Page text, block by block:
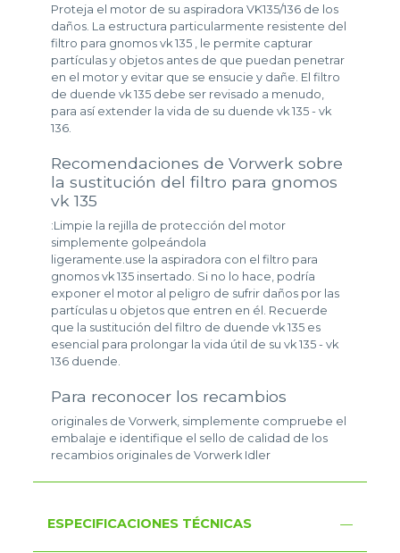
Proteja el motor de su aspiradora VK135/136 de los
daños. La estructura particularmente resistente del
filtro para gnomos vk 135 , le permite capturar
partículas y objetos antes de que puedan penetrar
en el motor y evitar que se ensucie y dañe. El filtro
de duende vk 135 debe ser revisado a menudo,
para así extender la vida de su duende vk 135 - vk
136.
Recomendaciones de Vorwerk sobre
la sustitución del filtro para gnomos
vk 135
:Limpie la rejilla de protección del motor
simplemente golpeándola
ligeramente.use la aspiradora con el filtro para
gnomos vk 135 insertado. Si no lo hace, podría
exponer el motor al peligro de sufrir daños por las
partículas u objetos que entren en él. Recuerde
que la sustitución del filtro de duende vk 135 es
esencial para prolongar la vida útil de su vk 135 - vk
136 duende.
Para reconocer los recambios
originales de Vorwerk, simplemente compruebe el
embalaje e identifique el sello de calidad de los
recambios originales de Vorwerk Idler
ESPECIFICACIONES TÉCNICAS